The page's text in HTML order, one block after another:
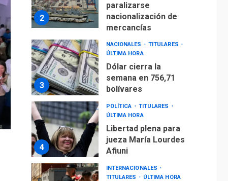
2
paralizarse
nacionalización de
mercancías
3
NACIONALES
TITULARES
ÚLTIMA HORA
Dólar cierra la
semana en 756,71
bolívares
4
POLÍTICA
TITULARES
ÚLTIMA HORA
Libertad plena para
jueza María Lourdes
Afiuni
INTERNACIONALES
TITULARES
ÚLTIMA HORA